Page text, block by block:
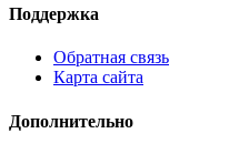
Поддержка
Обратная связь
Карта сайта
Дополнительно